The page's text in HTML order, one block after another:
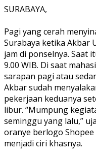
SURABAYA,
Pagi yang cerah
Surabaya ketika Akbar
jam di ponselnya. Saat
9.00 WIB. Di saat
sarapan pagi atau
Akbar sudah
pekerjaan keduanya
libur. “Mumpung
seminggu yang lalu,”
oranye berlogo Shopee
menjadi ciri khasnya.